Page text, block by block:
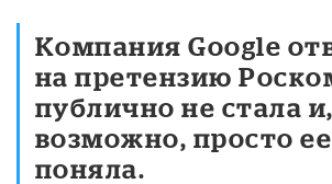
Компания Google
на претензию
публично не стала и,
возможно, просто
поняла.